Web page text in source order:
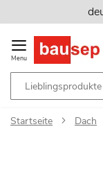
Inhalt
springen
Menu
Startseite Dach